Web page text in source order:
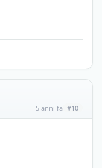
5 anni fa #10